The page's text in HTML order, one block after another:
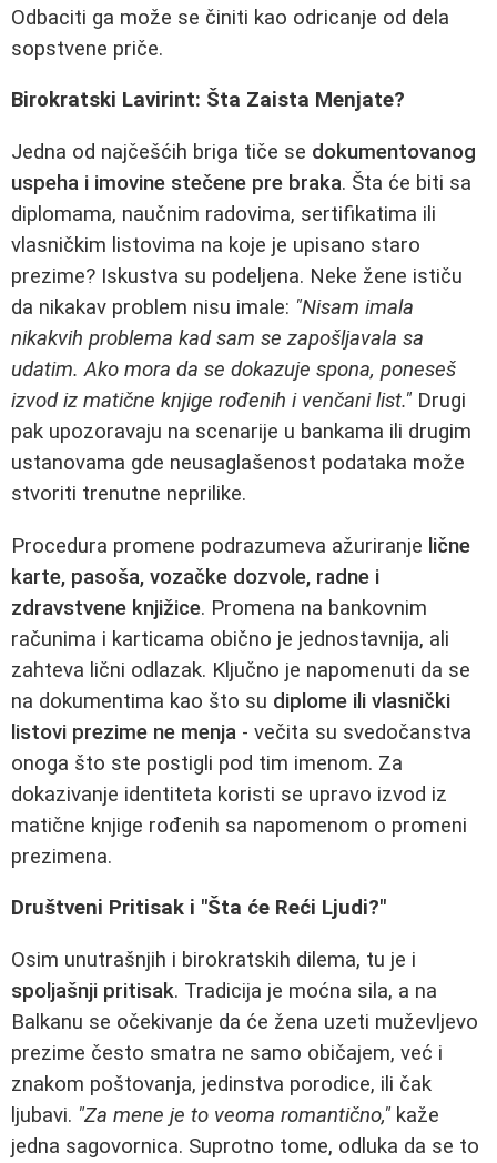
Odbaciti ga može se činiti kao odricanje od dela
sopstvene priče.
Birokratski Lavirint: Šta Zaista Menjate?
Jedna od najčešćih briga tiče se dokumentovanog
uspeha i imovine stečene pre braka. Šta će biti sa
diplomama, naučnim radovima, sertifikatima ili
vlasničkim listovima na koje je upisano staro
prezime? Iskustva su podeljena. Neke žene ističu
da nikakav problem nisu imale: "Nisam imala
nikakvih problema kad sam se zapošljavala sa
udatim. Ako mora da se dokazuje spona, poneseš
izvod iz matične knjige rođenih i venčani list." Drugi
pak upozoravaju na scenarije u bankama ili drugim
ustanovama gde neusaglašenost podataka može
stvoriti trenutne neprilike.
Procedura promene podrazumeva ažuriranje lične
karte, pasoša, vozačke dozvole, radne i
zdravstvene knjižice. Promena na bankovnim
računima i karticama obično je jednostavnija, ali
zahteva lični odlazak. Ključno je napomenuti da se
na dokumentima kao što su diplome ili vlasnički
listovi prezime ne menja - večita su svedočanstva
onoga što ste postigli pod tim imenom. Za
dokazivanje identiteta koristi se upravo izvod iz
matične knjige rođenih sa napomenom o promeni
prezimena.
Društveni Pritisak i "Šta će Reći Ljudi?"
Osim unutrašnjih i birokratskih dilema, tu je i
spoljašnji pritisak. Tradicija je moćna sila, a na
Balkanu se očekivanje da će žena uzeti muževljevo
prezime često smatra ne samo običajem, već i
znakom poštovanja, jedinstva porodice, ili čak
ljubavi. "Za mene je to veoma romantično," kaže
jedna sagovornica. Suprotno tome, odluka da se to